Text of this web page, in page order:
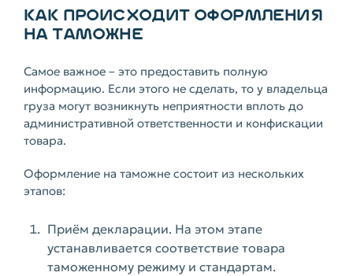
КАК ПРОИСХОДИТ ОФОРМЛЕНИЯ
НА ТАМОЖНЕ
Самое важное – это предоставить полную
информацию. Если этого не сделать, то у владельца
груза могут возникнуть неприятности вплоть до
административной ответственности и конфискации
товара.
Оформление на таможне состоит из нескольких
этапов:
Приём декларации. На этом этапе
устанавливается соответствие товара
таможенному режиму и стандартам.